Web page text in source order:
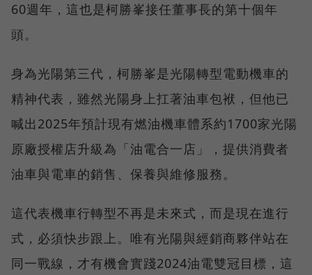
60週年，這也是柯勝峯接任董事長的第十個年
頭。
身為光陽第三代，柯勝峯是光陽轉型電動機車的
精神代表，雖然光陽身上扛著油車包袱，但他已
喊出2025年預計現有燃油機車體系約1700家光陽
原廠授權店升級為「油電合一店」，提供消費者
油車與電車的銷售、保養與維修服務。
這代表機車行轉型不再是未來式，而是現在進行
式，必須快步跟上。唯有光陽與經銷商夥伴站在
同一戰線，才有機會實踐2024油電雙冠目標，這